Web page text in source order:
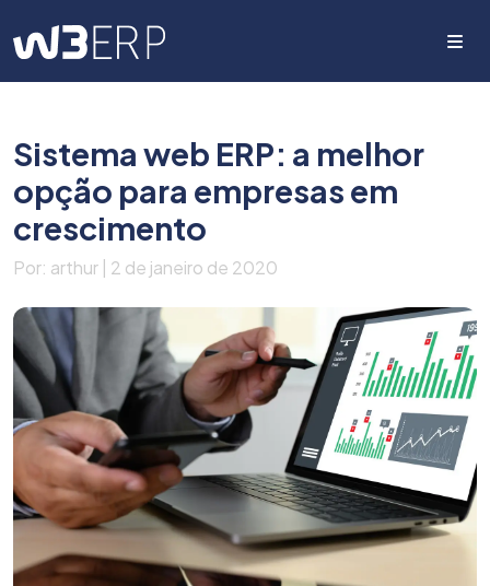
Sistema web ERP: a melhor
opção para empresas em
crescimento
Por: arthur | 2 de janeiro de 2020